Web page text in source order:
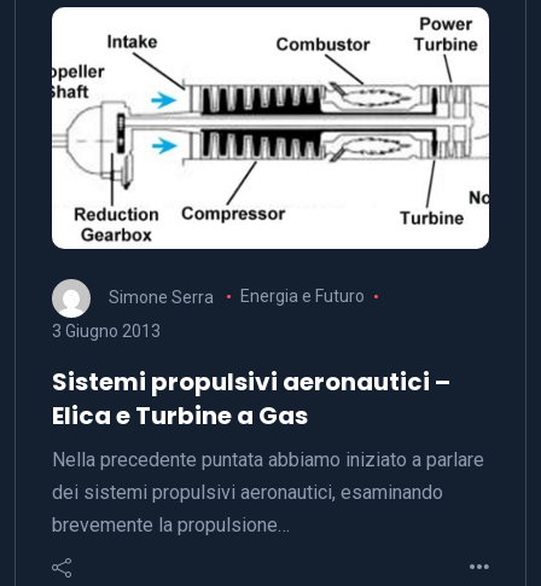
Simone Serra
Energia e Futuro
3 Giugno 2013
Sistemi propulsivi aeronautici –
Elica e Turbine a Gas
Nella precedente puntata abbiamo iniziato a parlare
dei sistemi propulsivi aeronautici, esaminando
brevemente la propulsione…